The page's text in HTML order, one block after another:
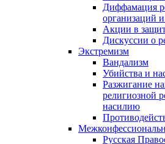
Диффамация
организаций
Акции в
Дискуссии о
Экстремизм
Вандализм
Убийства и
Разжигание
религиозной
насилию
Русская